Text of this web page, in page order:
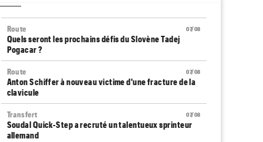
07/08
Route
Quels seront les prochains défis du Slovène Tadej
Pogacar ?
07/08
Route
Anton Schiffer à nouveau victime d'une fracture de la
clavicule
07/08
Transfert
Soudal Quick-Step a recruté un talentueux sprinteur
allemand